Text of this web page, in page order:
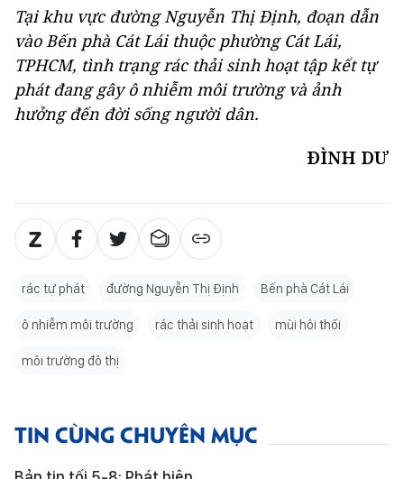
Tại khu vực đường Nguyễn Thị Định, đoạn dẫn
vào Bến phà Cát Lái thuộc phường Cát Lái,
TPHCM, tình trạng rác thải sinh hoạt tập kết tự
phát đang gây ô nhiễm môi trường và ảnh
hưởng đến đời sống người dân.
ĐÌNH DƯ
rác tự phát đường Nguyễn Thị Định Bến phà Cát Lái
ô nhiễm môi trường rác thải sinh hoạt mùi hôi thối
môi trường đô thị
TIN CÙNG CHUYÊN MỤC